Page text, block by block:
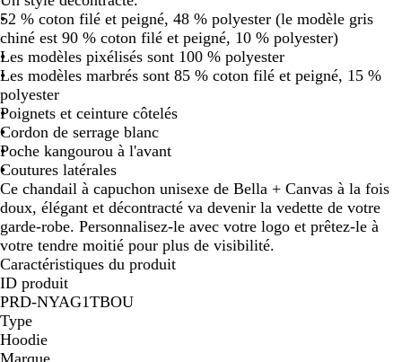
n
é
n
é
52 % coton filé et peigné, 48 % polyester (le modèle gris
chiné est 90 % coton filé et peigné, 10 % polyester)
Les modèles pixélisés sont 100 % polyester
Les modèles marbrés sont 85 % coton filé et peigné, 15 %
polyester
Poignets et ceinture côtelés
Cordon de serrage blanc
Poche kangourou à l'avant
Coutures latérales
Ce chandail à capuchon unisexe de Bella + Canvas à la fois
doux, élégant et décontracté va devenir la vedette de votre
garde-robe. Personnalisez-le avec votre logo et prêtez-le à
votre tendre moitié pour plus de visibilité.
Caractéristiques du produit
ID produit
PRD-NYAG1TBOU
Type
Hoodie